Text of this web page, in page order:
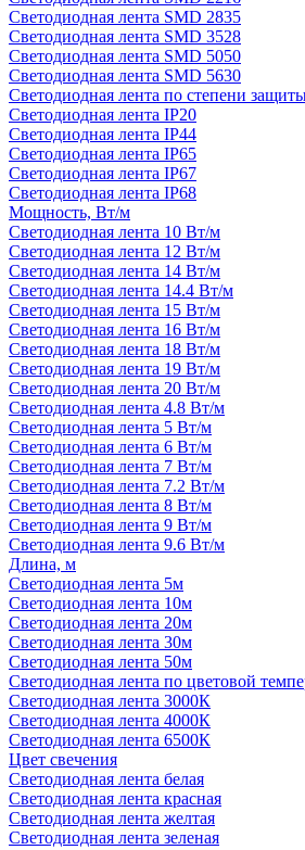
Светодиодная лента SMD 2835
Светодиодная лента SMD 3528
Светодиодная лента SMD 5050
Светодиодная лента SMD 5630
Светодиодная лента по степени
Светодиодная лента IP20
Светодиодная лента IP44
Светодиодная лента IP65
Светодиодная лента IP67
Светодиодная лента IP68
Мощность, Вт/м
Светодиодная лента 10 Вт/м
Светодиодная лента 12 Вт/м
Светодиодная лента 14 Вт/м
Светодиодная лента 14.4 Вт/м
Светодиодная лента 15 Вт/м
Светодиодная лента 16 Вт/м
Светодиодная лента 18 Вт/м
Светодиодная лента 19 Вт/м
Светодиодная лента 20 Вт/м
Светодиодная лента 4.8 Вт/м
Светодиодная лента 5 Вт/м
Светодиодная лента 6 Вт/м
Светодиодная лента 7 Вт/м
Светодиодная лента 7.2 Вт/м
Светодиодная лента 8 Вт/м
Светодиодная лента 9 Вт/м
Светодиодная лента 9.6 Вт/м
Длина, м
Светодиодная лента 5м
Светодиодная лента 10м
Светодиодная лента 20м
Светодиодная лента 30м
Светодиодная лента 50м
Светодиодная лента по цветовой
Светодиодная лента 3000К
Светодиодная лента 4000К
Светодиодная лента 6500К
Цвет свечения
Светодиодная лента белая
Светодиодная лента красная
Светодиодная лента желтая
Светодиодная лента зеленая